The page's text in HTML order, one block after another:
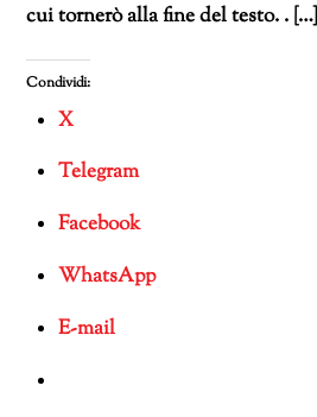
cui tornerò alla fine del testo. . […]
Condividi:
X
Telegram
Facebook
WhatsApp
E-mail